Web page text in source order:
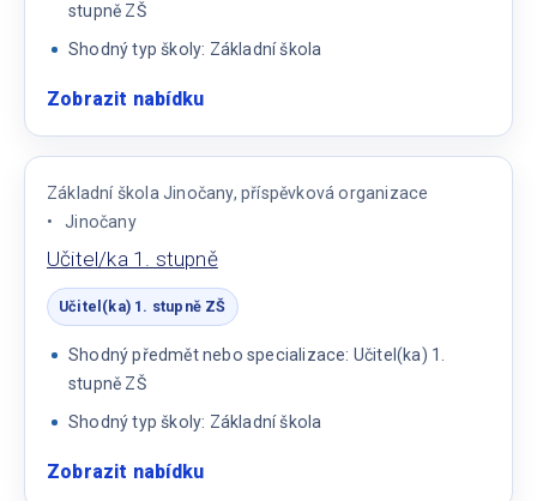
stupně ZŠ
Shodný typ školy: Základní škola
Zobrazit nabídku:
do
DDŠ
Základní škola Jinočany, příspěvková organizace
Jinočany
Učitel/ka 1. stupně
Učitel(ka) 1. stupně ZŠ
Shodný předmět nebo specializace: Učitel(ka) 1.
stupně ZŠ
Shodný typ školy: Základní škola
Zobrazit nabídku: